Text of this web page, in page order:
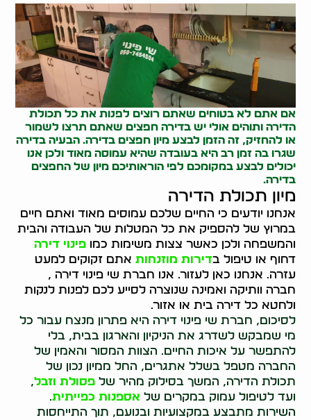
אם אתם לא בטוחים שאתם רוצים לפנות את כל תכולת
הדירה ותוהים אולי יש בדירה חפצים שאתם תרצו לשמור
או להחזיק, זה הזמן לבצעמיון חפצים בדירה. הבעיה בדירה
שגרו בה זמן רב היא בעובדה שהיא עמוסה מאוד ולכן אנו
יכולים לבצע במקומכם לפי הוראותיכם מיון של החפצים
בדירה.
מיון תכולת הדירה
אנחנו יודעים כי החיים שלכם עמוסים מאוד ואתם חיים
במרוץ של להספיק את כל המטלות של העבודה והבית
והמשפחה ולכן כאשר צצות משימות כמופינוי דירה
דחוף או טיפול בדירות מוזנחות אתם זקוקים למעט
עזרה. אנחנו כאן לעזור. אנו חברת שי פינוי דירה ,
חברה וותיקה ואמינה שנוצרה לסייע לכם לפנות לנקות
ולחטא כל דירה בית או אזור.
לסיכום, חברת שי פינוי דירה היא פתרון מנצח עבור כל
מי שמבקש לשדרג את הניקיון והארגון בבית, בלי
להתפשר על איכות החיים. הצוות המסור והאמין של
החברה מטפל בשלל אתגרים, החל ממיון נכון של
תכולת הדירה, המשך בסילוק מהיר שלפסולת וזבל,
ועד לטיפול עמוק במקרים של אספנות כפייתית.
השירות מתבצע במקצועיות ובנועם, תוך התייחסות